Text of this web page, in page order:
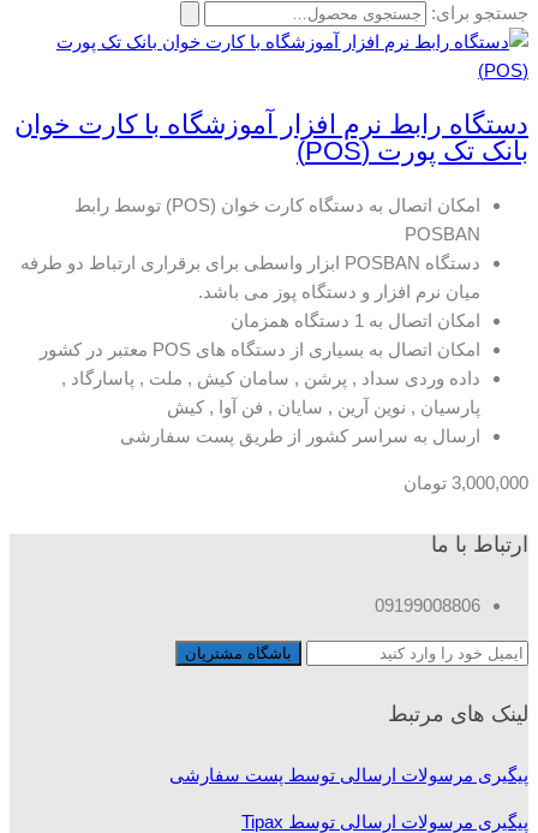
جستجو برای:
دستگاه رابط نرم افزار آموزشگاه با کارت خوان
بانک تک پورت (POS)
امکان اتصال به دستگاه کارت خوان (POS) توسط رابط
POSBAN
دستگاه POSBAN ابزار واسطی برای برقراری ارتباط دو طرفه
میان نرم افزار و دستگاه پوز می باشد.
امکان اتصال به 1 دستگاه همزمان
امکان اتصال به بسیاری از دستگاه های POS معتبر در کشور
داده وردی سداد , پرشن , سامان کیش , ملت , پاسارگاد ,
پارسیان , نوین آرین , سایان , فن آوا , کیش
ارسال به سراسر کشور از طریق پست سفارشی
3,000,000 تومان
ارتباط با ما
09199008806
لینک های مرتبط
پیگیری مرسولات ارسالی توسط پست سفارشی
پیگیری مرسولات ارسالی توسط Tipax